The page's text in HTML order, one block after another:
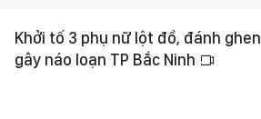
Khởi tố 3 phụ nữ lột đồ, đánh ghen
gây náo loạn TP Bắc Ninh